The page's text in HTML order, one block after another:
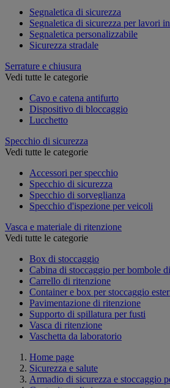
Segnaletica di sicurezza
Segnaletica di sicurezza per lavori
Segnaletica personalizzabile
Sicurezza stradale
Serrature e chiusura
Vedi tutte le categorie
Cavo e catena antifurto
Dispositivo di bloccaggio
Lucchetto
Specchio di sicurezza
Vedi tutte le categorie
Accessori per specchio
Specchio di sicurezza
Specchio di sorveglianza
Specchio d'ispezione per veicoli
Vasca e materiale di ritenzione
Vedi tutte le categorie
Box di stoccaggio
Cabina di stoccaggio per bombole
Carrello di ritenzione
Container e box per stoccaggio
Pavimentazione di ritenzione
Supporto di spillatura per fusti
Vasca di ritenzione
Vaschetta da laboratorio
Home page
Sicurezza e salute
Armadio di sicurezza e stoccaggio